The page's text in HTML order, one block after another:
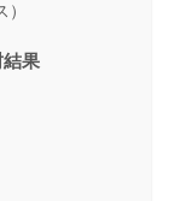
結果